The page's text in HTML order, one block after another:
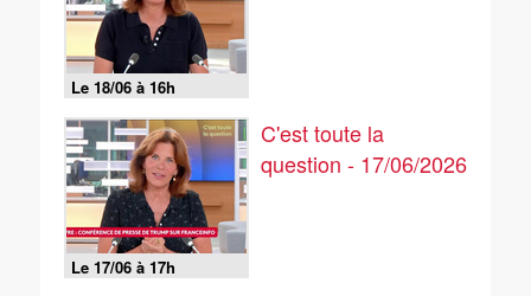
Le 18/06 à 16h
Le 17/06 à 17h
C'est toute la
question - 17/06/2026